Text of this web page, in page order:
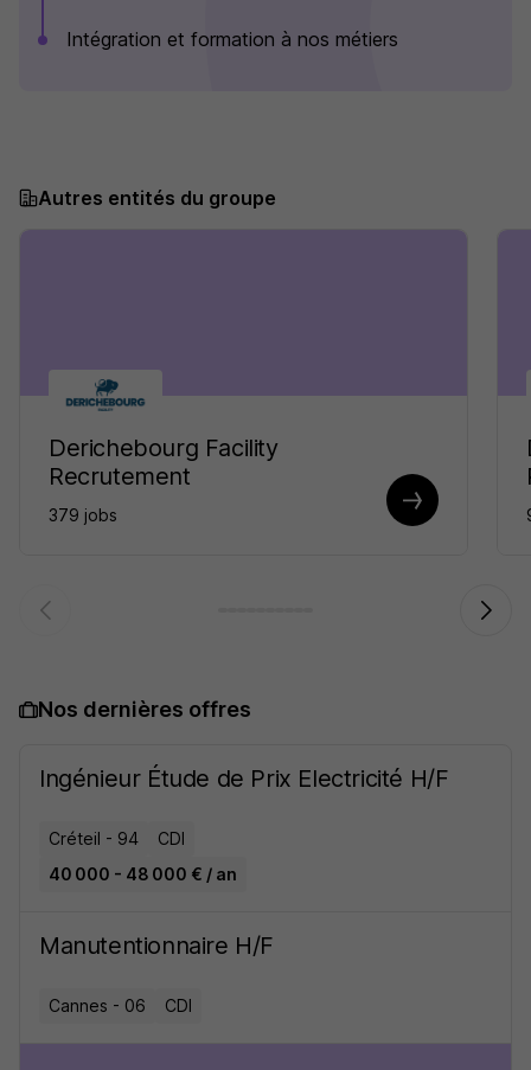
Intégration et formation à nos métiers
Autres entités du groupe
Derichebourg Facility
Recrutement
379 jobs
Nos dernières offres
Ingénieur Étude de Prix Electricité H/F
Créteil - 94
CDI
40 000 - 48 000 € / an
Manutentionnaire H/F
Cannes - 06 CDI